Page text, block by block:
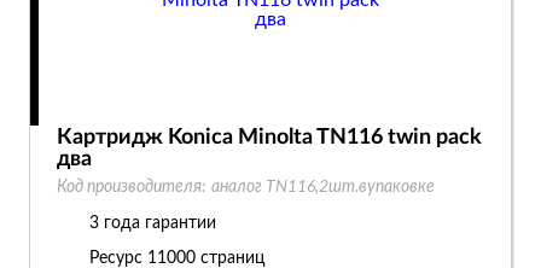
Картридж Konica Minolta TN116 twin pack
два
Код производителя: аналог TN116,2шт.вупаковке
3 года гарантии
Ресурс 11000 страниц